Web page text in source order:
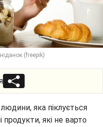
(freepik)
яка піклується
які не варто